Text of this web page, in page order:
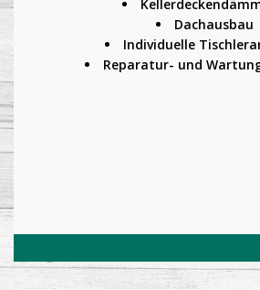
Dachausbau
Individuelle
Reparatur- und